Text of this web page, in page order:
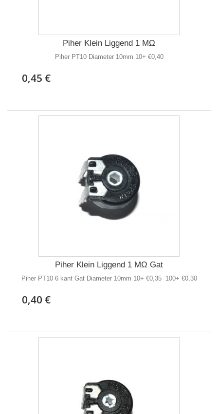
Piher Klein Liggend 1 MΩ
Piher PT10 Diameter 10mm 10+ €0,40
0,45 €
Piher Klein Liggend 1 MΩ Gat
Piher PT10 6 kant Gat Diameter 10mm 10+ €0,35 100+ €0,30
0,40 €